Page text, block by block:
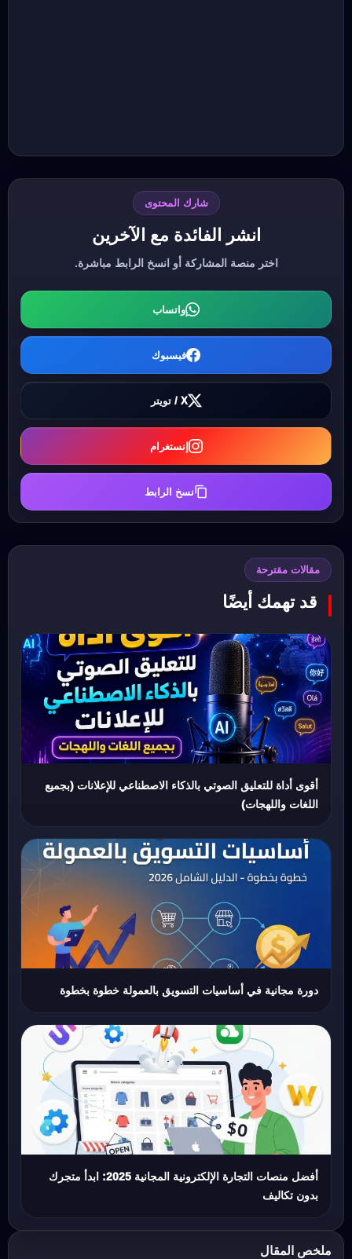
شارك المحتوى
انشر الفائدة مع الآخرين
اختر منصة المشاركة أو انسخ الرابط مباشرة.
واتساب
فيسبوك
X / تويتر
إنستغرام
نسخ الرابط
مقالات مقترحة
قد تهمك أيضًا
أقوى أداة للتعليق الصوتي بالذكاء الاصطناعي للإعلانات (بجميع
اللغات واللهجات)
دورة مجانية في أساسيات التسويق بالعمولة خطوة بخطوة
أفضل منصات التجارة الإلكترونية المجانية 2025: ابدأ متجرك
بدون تكاليف
ملخص المقال